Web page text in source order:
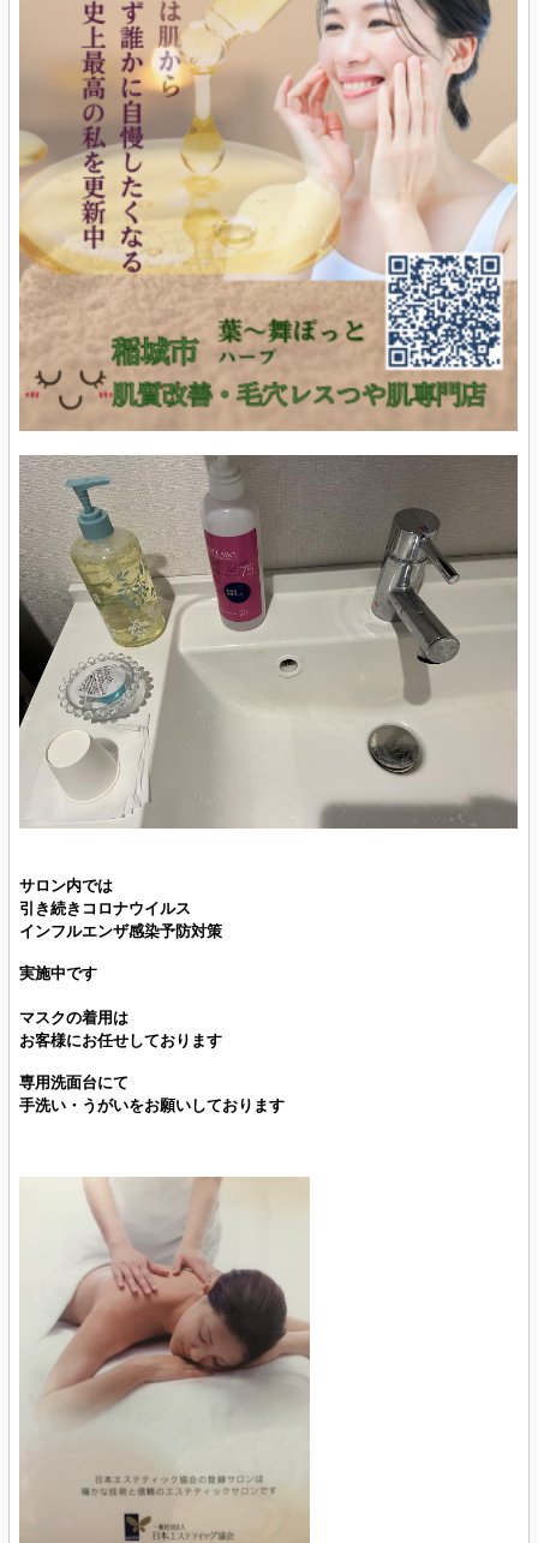
サロン内では
引き続きコロナウイルス
インフルエンザ感染予防対策
実施中です
マスクの着用は
お客様にお任せしております
専用洗面台にて
手洗い・うがいをお願いしております